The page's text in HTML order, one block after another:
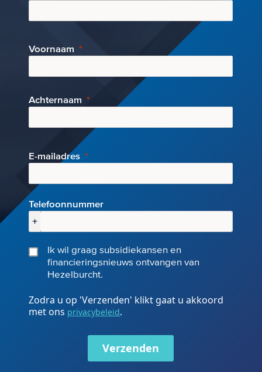
Voornaam
Achternaam
E-mailadres
Telefoonnummer
+
Ik wil graag subsidiekansen en
financieringsnieuws ontvangen van
Hezelburcht.
Zodra u op 'Verzenden' klikt gaat u akkoord
met ons privacybeleid.
Verzenden